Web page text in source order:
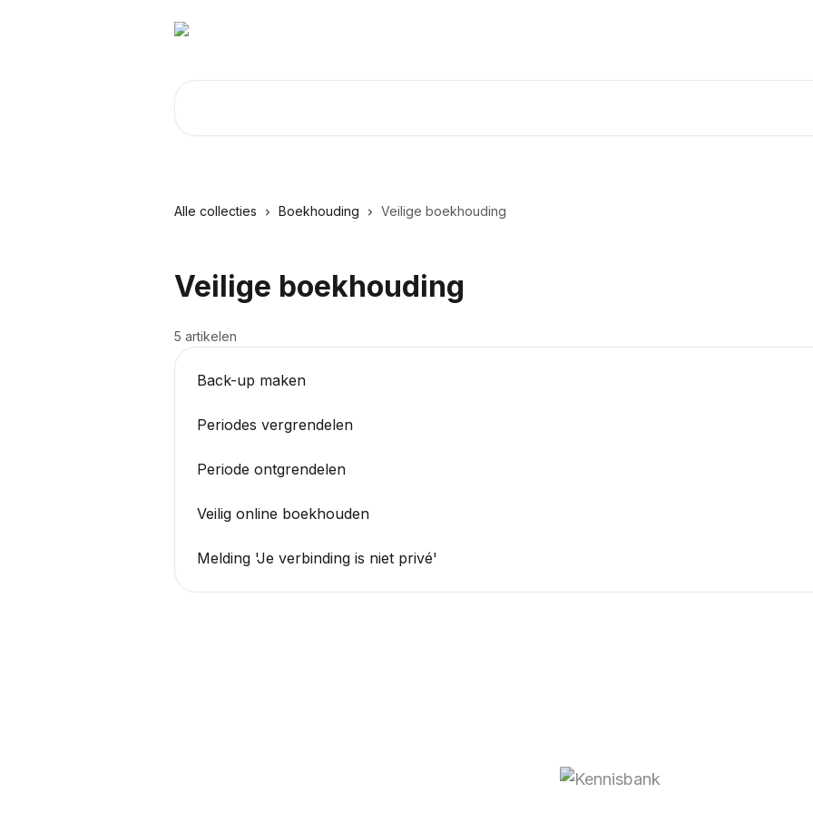
Alle collecties Boekhouding Veilige boekhouding
Veilige boekhouding
5 artikelen
Back-up maken
Periodes vergrendelen
Periode ontgrendelen
Veilig online boekhouden
Melding 'Je verbinding is niet privé'